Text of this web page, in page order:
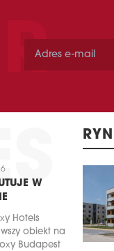
W
Hotels
obiekt na
Budapest